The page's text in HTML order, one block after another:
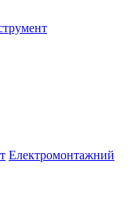
Електромонтажний